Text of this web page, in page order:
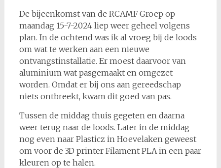
De bijeenkomst van de RCAMF Groep op
maandag 15-7-2024 liep weer geheel volgens
plan. In de ochtend was ik al vroeg bij de loods
om wat te werken aan een nieuwe
ontvangstinstallatie. Er moest daarvoor van
aluminium wat pasgemaakt en omgezet
worden. Omdat er bij ons aan gereedschap
niets ontbreekt, kwam dit goed van pas.
Tussen de middag thuis gegeten en daarna
weer terug naar de loods. Later in de middag
nog even naar Plasticz in Hoevelaken geweest
om voor de 3D printer Filament PLA in een paar
kleuren op te halen.